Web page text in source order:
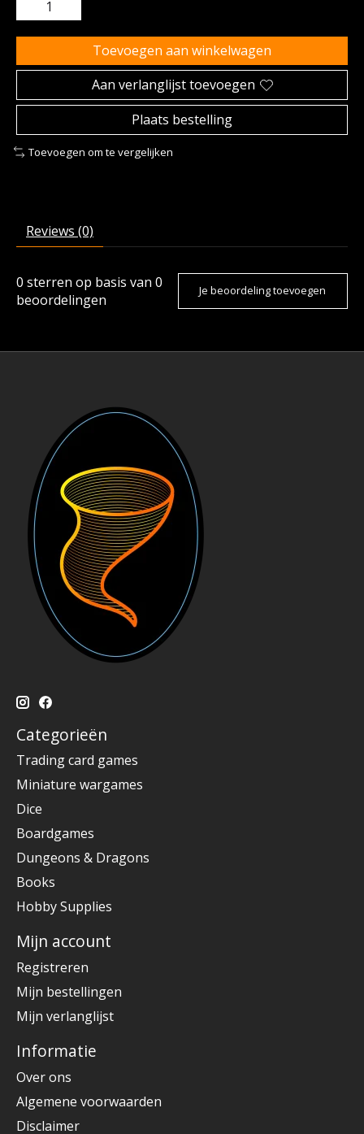
Toevoegen aan winkelwagen
Aan verlanglijst toevoegen
Plaats bestelling
Toevoegen om te vergelijken
Reviews (0)
0 sterren op basis van 0
beoordelingen
Je beoordeling toevoegen
Categorieën
Trading card games
Miniature wargames
Dice
Boardgames
Dungeons & Dragons
Books
Hobby Supplies
Mijn account
Registreren
Mijn bestellingen
Mijn verlanglijst
Informatie
Over ons
Algemene voorwaarden
Disclaimer